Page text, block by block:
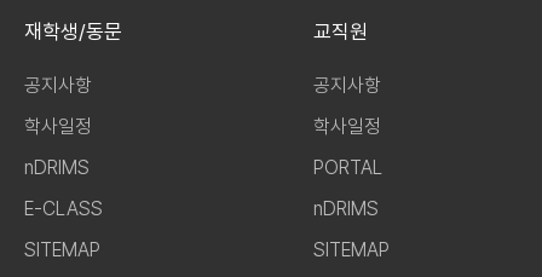
재학생/동문
공지사항
학사일정
nDRIMS
E-CLASS
SITEMAP
교직원
공지사항
학사일정
PORTAL
nDRIMS
SITEMAP